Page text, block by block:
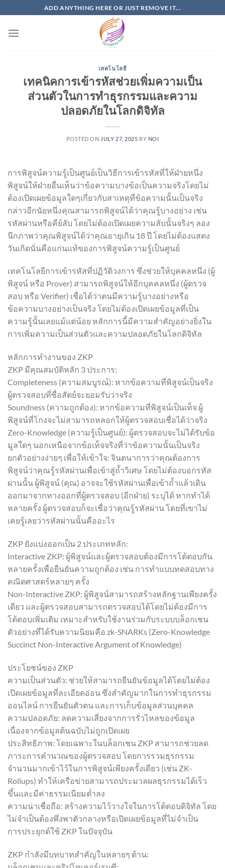
to
content
ADD ANYTHING HERE OR JUST REMOVE IT...
เทคโนโลยี
เทคนิคการเข้ารหัสช่วยเพิ่มความเป็น
ส่วนตัวในการทำธุรกรรมและความ
ปลอดภัยในโลกดิจิทัล
POSTED ON JULY 27, 2025 BY NOI
การพิสูจน์ความรู้เป็นศูนย์เป็นวิธีการเข้ารหัสที่ให้ฝ่ายหนึ่ง
พิสูจน์ให้ฝ่ายอื่นเห็นว่าข้อความบางข้อเป็นความจริงโดยไม่
ต้องเปิดเผยข้อมูลใดๆเกี่ยวกับสาเหตุที่ข้อความนั้นเป็นจริง
กล่าวอีกนัยหนึ่งคุณสามารถพิสูจน์ได้ว่าคุณรู้บางอย่าง เช่น
รหัสผ่านหรือคีย์ลับ โดยไม่ต้องเปิดเผยความลับนั้นจริงๆ ลอง
นึกภาพว่าคุณพิสูจน์ได้ว่าคุณอายุเกิน 18 ปี โดยไม่ต้องแสดง
วันเกิดนั่นคือแก่นแท้ของการพิสูจน์ความรู้เป็นศูนย์
เทคโนโลยีการเข้ารหัสที่ปฏิวัติวงการ ซึ่งช่วยให้บุคคลหนึ่ง (ผู้
พิสูจน์ หรือ Prover) สามารถพิสูจน์ให้อีกบุคคลหนึ่ง (ผู้ตรวจ
สอบ หรือ Verifier) เชื่อได้ว่าตนมีความรู้บางอย่างหรือ
ข้อความบางอย่างเป็นจริง โดยไม่ต้องเปิดเผยข้อมูลที่เป็น
ความรู้นั้นเลยแม้แต่น้อย หลักการนี้มีความสำคัญอย่างยิ่งใน
การเพิ่มความเป็นส่วนตัวและความปลอดภัยในโลกดิจิทัล
หลักการทำงานของ ZKP
ZKP มีคุณสมบัติหลัก 3 ประการ:
Completeness (ความสมบูรณ์): หากข้อความที่พิสูจน์เป็นจริง
ผู้ตรวจสอบที่ซื่อสัตย์จะยอมรับว่าจริง
Soundness (ความถูกต้อง): หากข้อความที่พิสูจน์เป็นเท็จ ผู้
พิสูจน์ที่โกงจะไม่สามารถหลอกให้ผู้ตรวจสอบเชื่อได้ว่าจริง
Zero-Knowledge (ความรู้เป็นศูนย์): ผู้ตรวจสอบจะไม่ได้รับข้อ
มูลใดๆ นอกเหนือจากข้อเท็จจริงที่ว่าข้อความนั้นเป็นจริง
ยกตัวอย่างง่ายๆ เพื่อให้เข้าใจ: จินตนาการว่าคุณต้องการ
พิสูจน์ว่าคุณรู้รหัสผ่านเพื่อเข้าสู่ถ้ำวิเศษ โดยไม่ต้องบอกรหัส
ผ่านนั้น ผู้พิสูจน์ (คุณ) อาจจะใช้รหัสผ่านเพื่อเข้าถ้ำแล้วเดิน
ออกมาจากทางออกที่ผู้ตรวจสอบ (อีกฝ่าย) ระบุได้ หากทำได้
หลายครั้ง ผู้ตรวจสอบก็จะเชื่อว่าคุณรู้รหัสผ่าน โดยที่เขาไม่
เคยรู้เลยว่ารหัสผ่านนั้นคืออะไร
ZKP ยังแบ่งออกเป็น 2 ประเภทหลัก:
Interactive ZKP: ผู้พิสูจน์และผู้ตรวจสอบต้องมีการโต้ตอบกัน
หลายครั้งเพื่อยืนยันความถูกต้อง เช่น การทำแบบทดสอบทาง
คณิตศาสตร์หลายๆ ครั้ง
Non-Interactive ZKP: ผู้พิสูจน์สามารถสร้างหลักฐานเพียงครั้ง
เดียว และผู้ตรวจสอบสามารถตรวจสอบได้โดยไม่ต้องมีการ
โต้ตอบเพิ่มเติม เหมาะสำหรับใช้งานร่วมกับระบบบล็อกเชน
ตัวอย่างที่ได้รับความนิยมคือ zk-SNARKs (Zero-Knowledge
Succinct Non-Interactive Argument of Knowledge)
ประโยชน์ของ ZKP
ความเป็นส่วนตัว: ช่วยให้สามารถยืนยันข้อมูลได้โดยไม่ต้อง
เปิดเผยข้อมูลที่ละเอียดอ่อน ซึ่งสำคัญมากในการทำธุรกรรม
ออนไลน์ การยืนยันตัวตน และการเก็บข้อมูลส่วนบุคคล
ความปลอดภัย: ลดความเสี่ยงจากการรั่วไหลของข้อมูล
เนื่องจากข้อมูลต้นฉบับไม่ถูกเปิดเผย
ประสิทธิภาพ: โดยเฉพาะในบล็อกเชน ZKP สามารถช่วยลด
ภาระการคำนวณของผู้ตรวจสอบ โดยการรวมธุรกรรม
จำนวนมากเข้าไว้ในการพิสูจน์เพียงครั้งเดียว (เช่น ZK-
Rollups) ทำให้เครือข่ายสามารถประมวลผลธุรกรรมได้เร็ว
ขึ้นและมีค่าธรรมเนียมต่ำลง
ความน่าเชื่อถือ: สร้างความไว้วางใจในการโต้ตอบดิจิทัล โดย
ไม่จำเป็นต้องพึ่งพาตัวกลางหรือเปิดเผยข้อมูลที่ไม่จำเป็น
การประยุกต์ใช้ ZKP ในปัจจุบัน
ZKP กำลังมีบทบาทสำคัญในหลายๆ ด้าน: